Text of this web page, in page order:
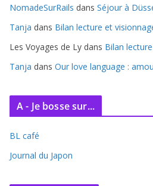
e
s
NomadeSurRails dans Séjour à
Tanja dans Bilan lecture et
Les Voyages de Ly dans Bilan
Tanja dans Our love language :
A - Je bosse sur...
BL café
Journal du Japon